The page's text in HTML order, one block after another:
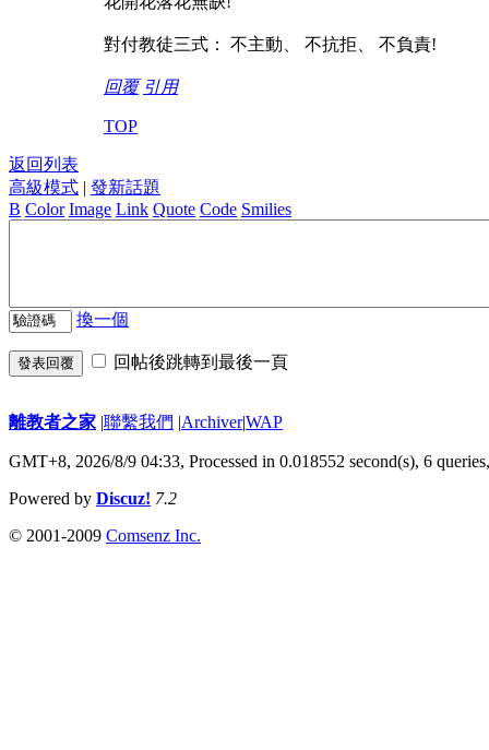
對付教徒三式： 不主動、 不抗拒、 不負責!
回覆 引用
TOP
返回列表
高級模式 | 發新話題
B Color Image Link Quote Code Smilies
換一個
發表回覆 回帖後跳轉到最後一頁
離教者之家 |聯繫我們 |Archiver|WAP
GMT+8, 2026/8/9 04:33, Processed in 0.018552 second(s), 6
Powered by Discuz! 7.2
© 2001-2009 Comsenz Inc.